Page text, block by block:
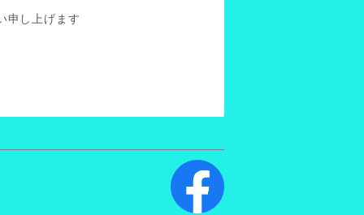
申し上げます